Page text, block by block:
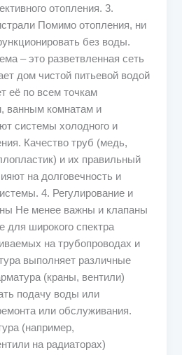
отопления. 3.
Помимо отопления, ни
без воды.
– это разветвленная сеть
дом чистой питьевой водой
её по всем точкам
ванным комнатам и
системы холодного и
Качество труб (медь,
и их правильный
на долговечность и
4. Регулирование и
Не менее важны и клапаны
для широкого спектра
на трубопроводах и
выполняет различные
(краны, вентили)
подачу воды или
или обслуживания.
(например,
на радиаторах)